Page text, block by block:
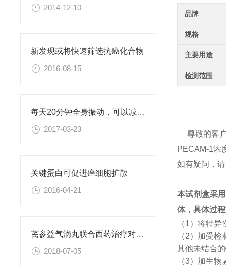
2014-12-10
新发现或将快速筛选抗癌化合物
2016-08-15
每天20分钟全身振动，可以减肥、对抗糖尿病
2017-03-23
关键蛋白可促进癌细胞扩散
2016-04-21
芪参益气滴丸联合西药治疗对稳定型心绞痛患者血清抵抗素水平的影响
2018-07-05
品牌
规格
主要用途
检测范围
尊敬的客
PECAM-1浓
如有疑问，
本试剂盒采
体，具体过
（1）将特
（2）加受
其他未结合
（3）加生